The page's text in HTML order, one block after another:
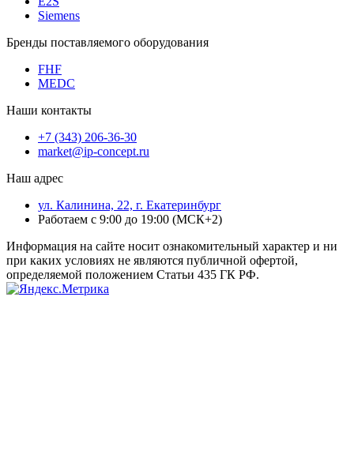
Siemens
Бренды поставляемого оборудования
FHF
MEDC
Наши контакты
+7 (343) 206-36-30
market@ip-concept.ru
Наш адрес
ул. Калинина, 22, г. Екатеринбург
Работаем с 9:00 до 19:00 (МСК+2)
Информация на сайте носит ознакомительный характер и ни
при каких условиях не являются публичной офертой,
определяемой положением Статьи 435 ГК РФ.